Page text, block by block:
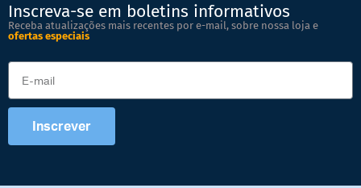
Inscreva-se em boletins informativos
Receba atualizações mais recentes por e-mail, sobre nossa loja e
ofertas especiais
Inscrever